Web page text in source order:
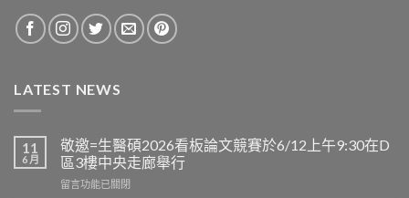
LATEST NEWS
11
6 月
敬邀=生醫碩2026看板論文競賽於6/12上午9:30在D
區3樓中央走廊舉行
在
留言功能已關閉